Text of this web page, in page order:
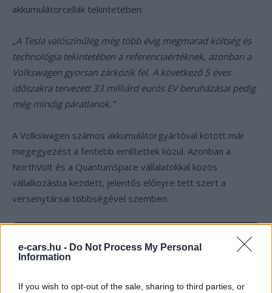
e-cars.hu - Do Not Process My Personal
Information
If you wish to opt-out of the sale, sharing to third parties, or
akkumulátorcellák tekintetében:
„A Tesla valószínűleg még több évig megmarad költség és
technológia tekintetében a referenciaértéknek, azonban a
Volkswagen gyorsan zárkózik fel. A következő 5 éves
időszakra tervezett 33 milliárd eurós EV beruházásai pedig
még mindig páratlanok.”
A Volkswagen számos akkumulátorgyártóval kötött már
megegyezést a fentebb említettek közül. Azonban a
NorthVolt és a QuantumSpace vállalatokkal közös
vállalkozásba kezdett, jelentős előnyre tett szert a
versenytársai többségével szemben.
Kövesd az e-cars.hu-t a Facebookon is, további
tartalmakért!
›